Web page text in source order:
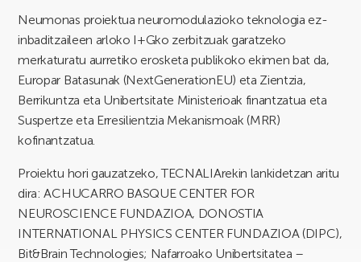
Neumonas proiektua neuromodulazioko teknologia ez-
inbaditzaileen arloko I+Gko zerbitzuak garatzeko
merkaturatu aurretiko erosketa publikoko ekimen bat da,
Europar Batasunak (NextGenerationEU) eta Zientzia,
Berrikuntza eta Unibertsitate Ministerioak finantzatua eta
Suspertze eta Erresilientzia Mekanismoak (MRR)
kofinantzatua.
Proiektu hori gauzatzeko, TECNALIArekin lankidetzan aritu
dira: ACHUCARRO BASQUE CENTER FOR
NEUROSCIENCE FUNDAZIOA, DONOSTIA
INTERNATIONAL PHYSICS CENTER FUNDAZIOA (DIPC),
Bit&Brain Technologies; Nafarroako Unibertsitatea –